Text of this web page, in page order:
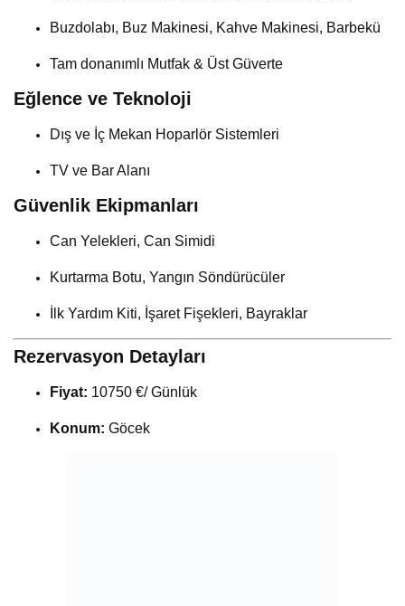
Buzdolabı, Buz Makinesi, Kahve Makinesi, Barbekü
Tam donanımlı Mutfak & Üst Güverte
Eğlence ve Teknoloji
Dış ve İç Mekan Hoparlör Sistemleri
TV ve Bar Alanı
Güvenlik Ekipmanları
Can Yelekleri, Can Simidi
Kurtarma Botu, Yangın Söndürücüler
İlk Yardım Kiti, İşaret Fişekleri, Bayraklar
Rezervasyon Detayları
Fiyat: 10750 €/ Günlük
Konum: Göcek